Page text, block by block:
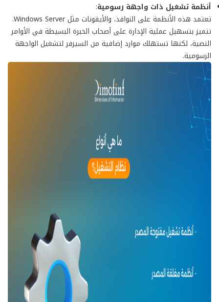
أنظمة تشغيل ذات واجهة رسومية:
تعتمد هذه الأنظمة على النوافذ، والأيقونات مثل Windows Server.
تتميز بتسهيل عملية الإدارة على أصحاب الخبرة البسيطة في الأوامر
النصية، لكنها تستهلك موارد إضافية من السيرفر لتشغيل الواجهة
الرسومية.